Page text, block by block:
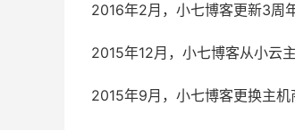
2016年2月，小七博客更新3周
2015年12月，小七博客从小云
2015年9月，小七博客更换主